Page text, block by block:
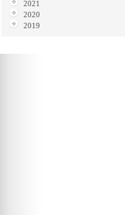
2021
2020
2019